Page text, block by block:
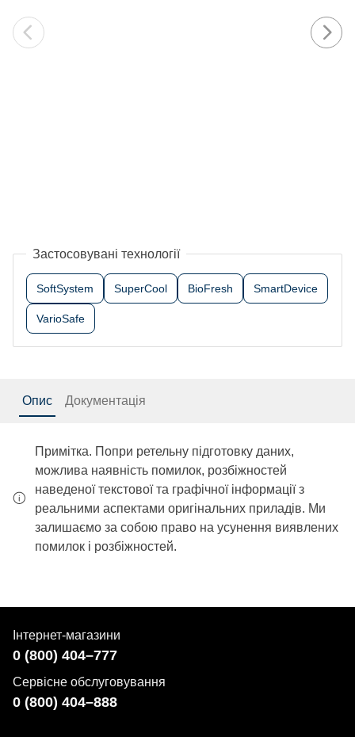
Застосовувані технології
SoftSystem SuperCool BioFresh SmartDevice
VarioSafe
Опис Документація
Примітка. Попри ретельну підготовку даних,
можлива наявність помилок, розбіжностей
наведеної текстової та графічної інформації з
реальними аспектами оригінальних приладів. Ми
залишаємо за собою право на усунення виявлених
помилок і розбіжностей.
Інтернет-магазини
0 (800) 404–777
Сервісне обслуговування
0 (800) 404–888